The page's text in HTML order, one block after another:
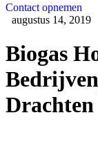
Contact opnemen
augustus 14, 2019
Biogas
Drachten